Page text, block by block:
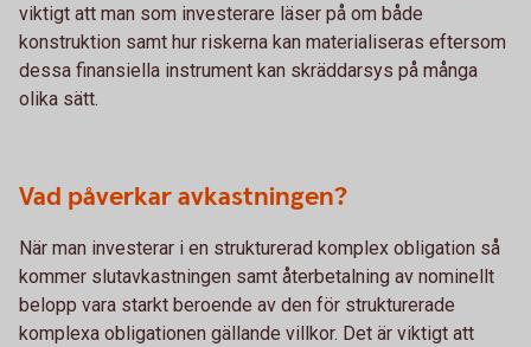
viktigt att man som investerare läser på om både
konstruktion samt hur riskerna kan materialiseras eftersom
dessa finansiella instrument kan skräddarsys på många
olika sätt.
Vad påverkar avkastningen?
När man investerar i en strukturerad komplex obligation så
kommer slutavkastningen samt återbetalning av nominellt
belopp vara starkt beroende av den för strukturerade
komplexa obligationen gällande villkor. Det är viktigt att